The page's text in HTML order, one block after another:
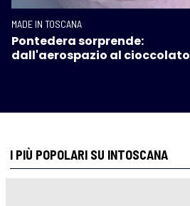
MADE IN TOSCANA
Pontedera sorprende:
dall'aerospazio al cioccolato
I PIÙ POPOLARI SU INTOSCANA